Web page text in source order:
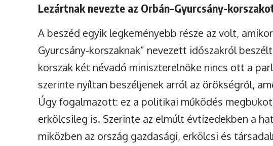
Lezártnak nevezte az Orbán–Gyurcsány-
A beszéd egyik legkeményebb része az volt,
Gyurcsány-korszaknak” nevezett időszakról
korszak két névadó miniszterelnöke nincs ott a
szerinte nyíltan beszéljenek arról az örökségről,
Úgy fogalmazott: ez a politikai működés
erkölcsileg is. Szerinte az elmúlt évtizedekben a
miközben az ország gazdasági, erkölcsi és